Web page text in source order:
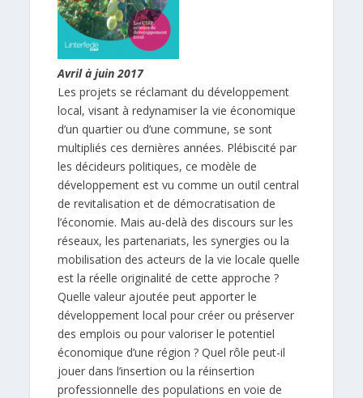
Avril à juin 2017
Les projets se réclamant du développement
local, visant à redynamiser la vie économique
d’un quartier ou d’une commune, se sont
multipliés ces dernières années. Plébiscité par
les décideurs politiques, ce modèle de
développement est vu comme un outil central
de revitalisation et de démocratisation de
l’économie. Mais au-delà des discours sur les
réseaux, les partenariats, les synergies ou la
mobilisation des acteurs de la vie locale quelle
est la réelle originalité de cette approche ?
Quelle valeur ajoutée peut apporter le
développement local pour créer ou préserver
des emplois ou pour valoriser le potentiel
économique d’une région ? Quel rôle peut-il
jouer dans l’insertion ou la réinsertion
professionnelle des populations en voie de